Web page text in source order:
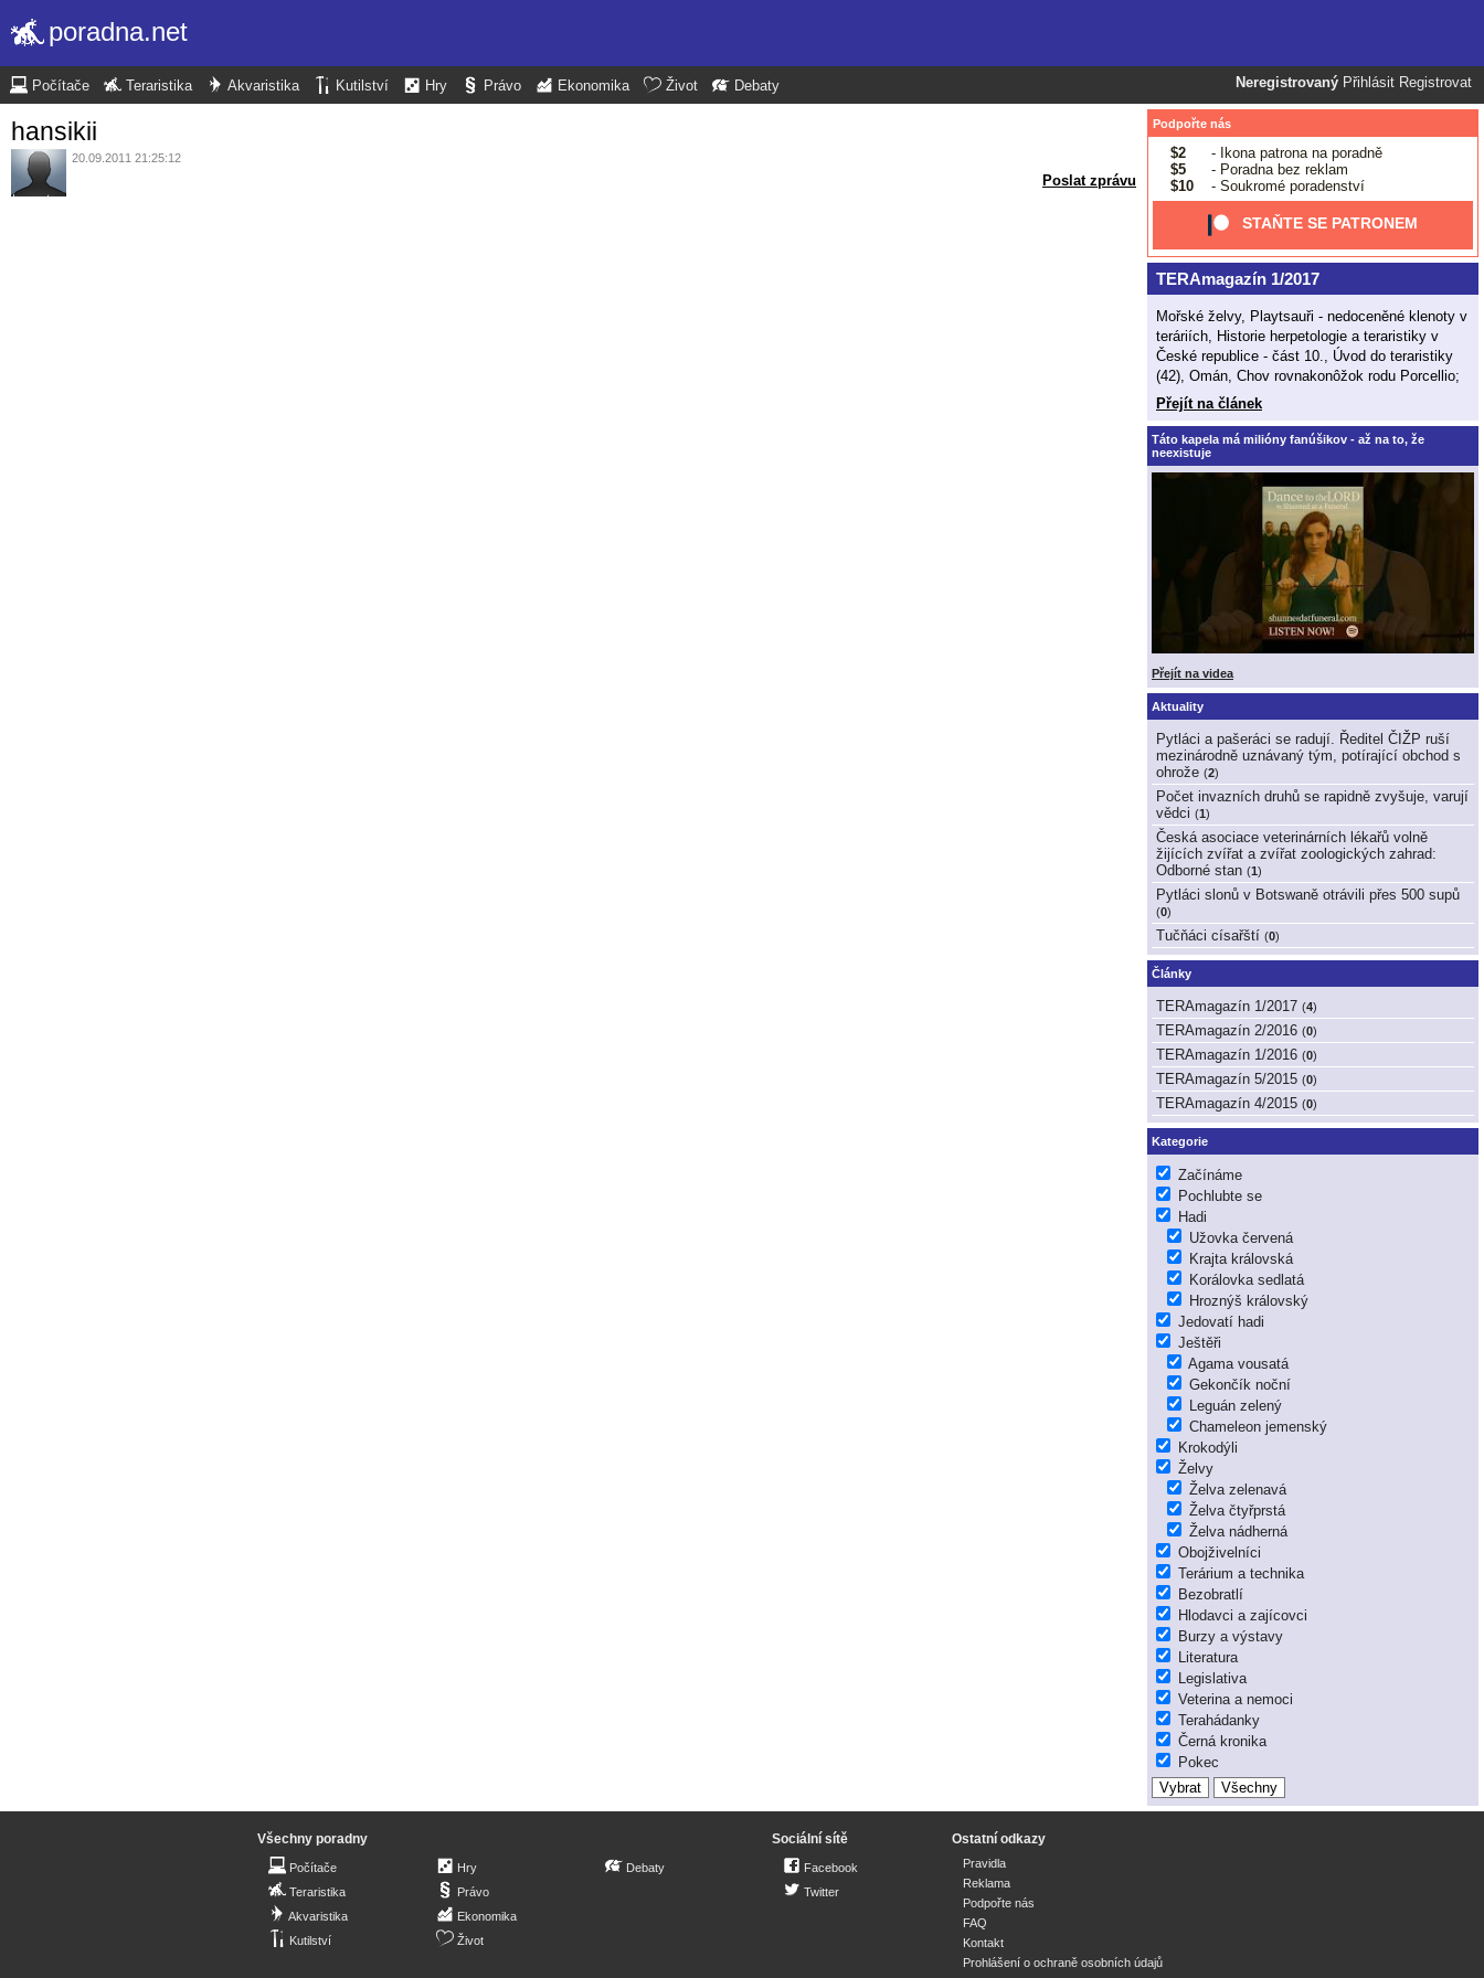
poradna.net
Neregistrovaný Přihlásit Registrovat
Počítače Teraristika Akvaristika Kutilství Hry Právo Ekonomika Život Debaty
hansikii
20.09.2011 21:25:12
Poslat zprávu
Podpořte nás
$2
- Ikona patrona na poradně
$5
- Poradna bez reklam
$10
- Soukromé poradenství
STAŇTE SE PATRONEM
TERAmagazín 1/2017
Mořské želvy, Playtsauři - nedoceněné klenoty v
teráriích, Historie herpetologie a teraristiky v
České republice - část 10., Úvod do teraristiky
(42), Omán, Chov rovnakonôžok rodu Porcellio;
Přejít na článek
Táto kapela má milióny fanúšikov - až na to, že
neexistuje
Přejít na videa
Aktuality
Pytláci a pašeráci se radují. Ředitel ČIŽP ruší
mezinárodně uznávaný tým, potírající obchod s
ohrože (2)
Počet invazních druhů se rapidně zvyšuje, varují
vědci (1)
Česká asociace veterinárních lékařů volně
žijících zvířat a zvířat zoologických zahrad:
Odborné stan (1)
Pytláci slonů v Botswaně otrávili přes 500 supů
(0)
Tučňáci císařští (0)
Články
TERAmagazín 1/2017 (4)
TERAmagazín 2/2016 (0)
TERAmagazín 1/2016 (0)
TERAmagazín 5/2015 (0)
TERAmagazín 4/2015 (0)
Kategorie
Začínáme
Pochlubte se
Hadi
Užovka červená
Krajta královská
Korálovka sedlatá
Hroznýš královský
Jedovatí hadi
Ještěři
Agama vousatá
Gekončík noční
Leguán zelený
Chameleon jemenský
Krokodýli
Želvy
Želva zelenavá
Želva čtyřprstá
Želva nádherná
Obojživelníci
Terárium a technika
Bezobratlí
Hlodavci a zajícovci
Burzy a výstavy
Literatura
Legislativa
Veterina a nemoci
Terahádanky
Černá kronika
Pokec
Všechny poradny
Počítače
Teraristika
Akvaristika
Kutilství
Hry
Právo
Ekonomika
Život
Debaty
Sociální sítě
Facebook
Twitter
Ostatní odkazy
Pravidla
Reklama
Podpořte nás
FAQ
Kontakt
Prohlášení o ochraně osobních údajů